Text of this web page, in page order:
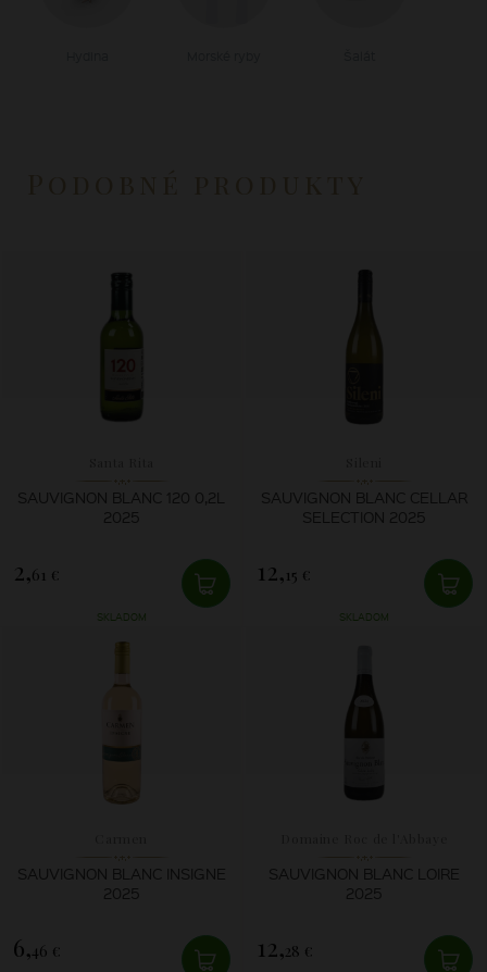
SAUVIGNON BLANC 120 0,2L
2025
2,61 €
SKLADOM
SAUVIGNON BLANC CELLAR
SELECTION 2025
12, 15 €
SKLADOM
SAUVIGNON BLANC INSIGNE
2025
6,46 €
SAUVIGNON BLANC LOIRE
2025
12,28 €